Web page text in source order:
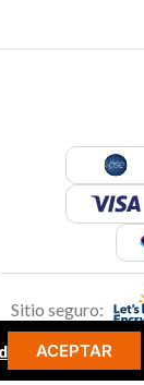
ACEPTAR
Sitio seguro: